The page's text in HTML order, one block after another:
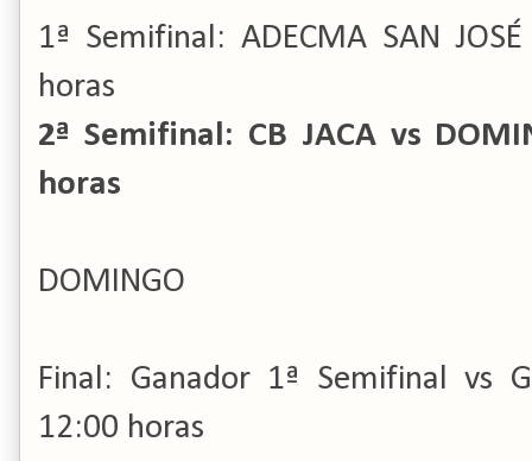
1ª Semifinal: ADECMA SAN
horas
2ª Semifinal: CB JACA vs
horas
DOMINGO
Final: Ganador 1ª Semifinal vs
12:00 horas